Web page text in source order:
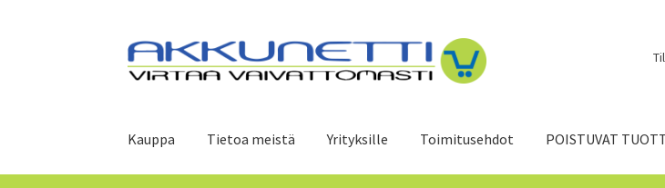
Siirry
navigointiin
Siirry
sisältöön
Kauppa Tietoa meistä Yrityksille Toimitusehdot POISTUVAT